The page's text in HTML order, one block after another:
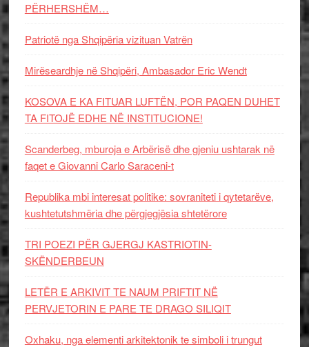
PËRHERSHËM…
Patriotë nga Shqipëria vizituan Vatrën
Mirëseardhje në Shqipëri, Ambasador Eric Wendt
KOSOVA E KA FITUAR LUFTËN, POR PAQEN DUHET
TA FITOJË EDHE NË INSTITUCIONE!
Scanderbeg, mburoja e Arbërisë dhe gjeniu ushtarak në
faqet e Giovanni Carlo Saraceni-t
Republika mbi interesat politike: sovraniteti i qytetarëve,
kushtetutshmëria dhe përgjegjësia shtetërore
TRI POEZI PËR GJERGJ KASTRIOTIN-
SKËNDERBEUN
LETËR E ARKIVIT TE NAUM PRIFTIT NË
PERVJETORIN E PARE TE DRAGO SILIQIT
Oxhaku, nga elementi arkitektonik te simboli i trungut